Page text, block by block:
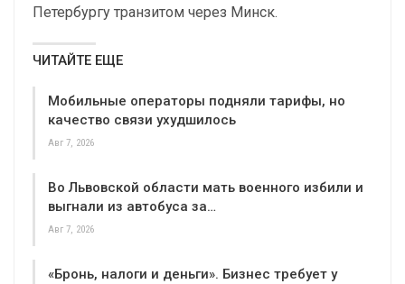
Петербургу транзитом через Минск.
ЧИТАЙТЕ ЕЩЕ
Мобильные операторы подняли тарифы, но
качество связи ухудшилось
Авг 7, 2026
Во Львовской области мать военного избили и
выгнали из автобуса за…
Авг 7, 2026
«Бронь, налоги и деньги». Бизнес требует у